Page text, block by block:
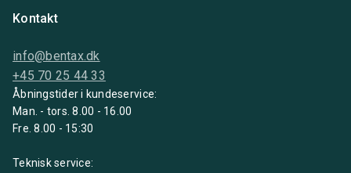
Kontakt
info@bentax.dk
+45 70 25 44 33
Åbningstider i kundeservice:
Man. - tors. 8.00 - 16.00
Fre. 8.00 - 15:30
Teknisk service: